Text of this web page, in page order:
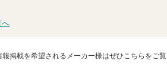
へ
掲載を希望されるメーカー様はぜひこちらをご覧